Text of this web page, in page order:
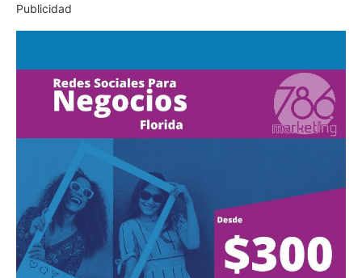
Publicidad